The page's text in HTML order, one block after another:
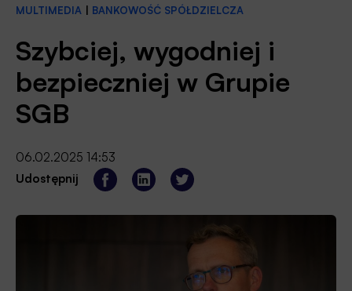
MULTIMEDIA BANKOWOŚĆ SPÓŁDZIELCZA
Szybciej, wygodniej i
bezpieczniej w Grupie
SGB
06.02.2025 14:53
Udostępnij